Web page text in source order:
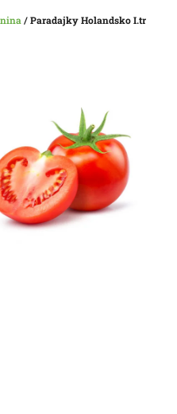
/Paradajky Holandsko I.tr